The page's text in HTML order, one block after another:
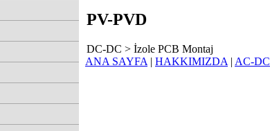
PV-PVD
DC-DC > İzole PCB Montaj
ANA SAYFA | HAKKIMIZDA | AC-DC